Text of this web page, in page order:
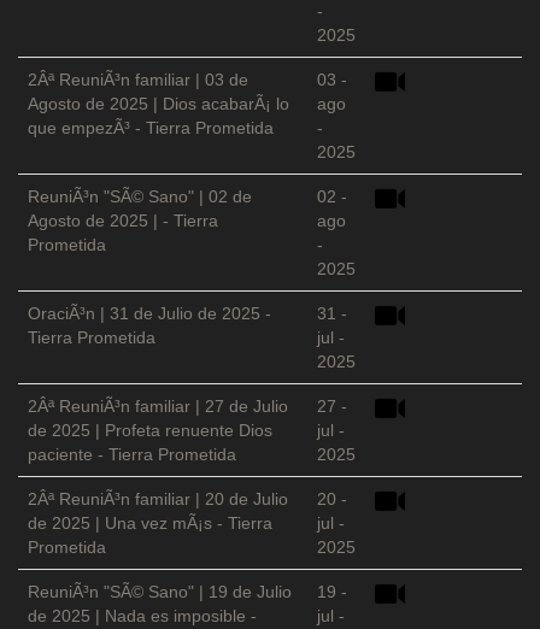
-
2025
2Âª ReuniÃ³n familiar | 03 de
Agosto de 2025 | Dios acabarÃ¡ lo
que empezÃ³ - Tierra Prometida
03 -
ago
-
2025
ReuniÃ³n "SÃ© Sano" | 02 de
Agosto de 2025 | - Tierra
Prometida
02 -
ago
-
2025
OraciÃ³n | 31 de Julio de 2025 -
Tierra Prometida
31 -
jul -
2025
2Âª ReuniÃ³n familiar | 27 de Julio
de 2025 | Profeta renuente Dios
paciente - Tierra Prometida
27 -
jul -
2025
2Âª ReuniÃ³n familiar | 20 de Julio
de 2025 | Una vez mÃ¡s - Tierra
Prometida
20 -
jul -
2025
ReuniÃ³n "SÃ© Sano" | 19 de Julio
de 2025 | Nada es imposible -
19 -
jul -